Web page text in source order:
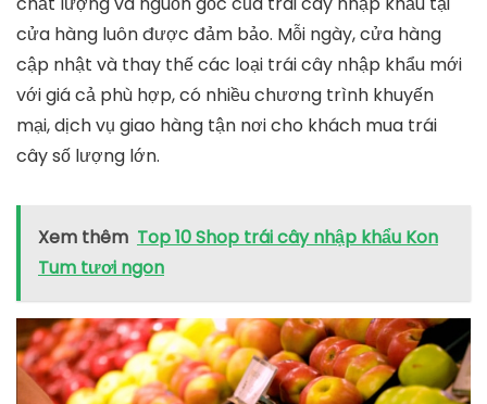
cửa hàng luôn được đảm bảo. Mỗi ngày, cửa hàng
cập nhật và thay thế các loại trái cây nhập khẩu mới
với giá cả phù hợp, có nhiều chương trình khuyến
mại, dịch vụ giao hàng tận nơi cho khách mua trái
cây số lượng lớn.
Xem thêm Top 10 Shop trái cây nhập khẩu Kon
Tum tươi ngon